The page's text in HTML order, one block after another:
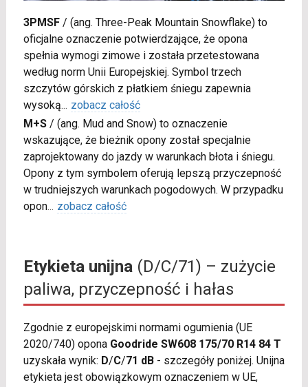
3PMSF/ (ang. Three-Peak Mountain Snowflake) to
oficjalne oznaczenie potwierdzające, że opona
spełnia wymogi zimowe i została przetestowana
według norm Unii Europejskiej. Symbol trzech
szczytów górskich z płatkiem śniegu zapewnia
wysoką... zobacz całość
M+S/ (ang. Mud and Snow) to oznaczenie
wskazujące, że bieżnik opony został specjalnie
zaprojektowany do jazdy w warunkach błota i śniegu.
Opony z tym symbolem oferują lepszą przyczepność
w trudniejszych warunkach pogodowych. W przypadku
opon... zobacz całość
Etykieta unijna(D/C/71) – zużycie
paliwa, przyczepność i hałas
Zgodnie z europejskimi normami ogumienia (UE
2020/740) opona Goodride SW608 175/70 R14 84 T
uzyskała wynik: D/C/71 dB- szczegóły poniżej. Unijna
etykieta jest obowiązkowym oznaczeniem w UE,